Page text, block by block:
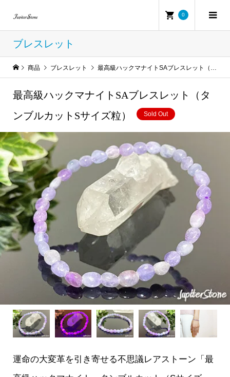
0
ブレスレット
商品 ブレスレット 最高級ハックマナイトSAブレスレット（タンブルカットSサイズ粒）
最高級ハックマナイトSAブレスレット（タ
ンブルカットSサイズ粒）
Sold Out
運命の大変革を引き寄せる不思議レアストーン「最